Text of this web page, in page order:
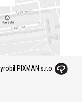
PIXMAN s.r.o.